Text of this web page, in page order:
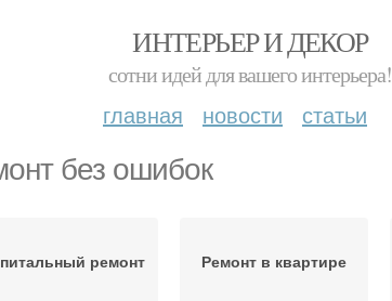
ИНТЕРЬЕР И ДЕКОР
сотни идей для вашего интерьера!
главная новости статьи
без ошибок
ремонт Ремонт в квартире